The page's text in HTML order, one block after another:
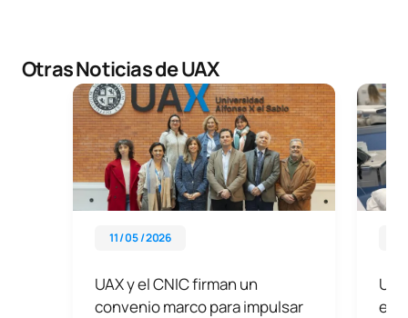
Otras Noticias de UAX
11 / 05 / 2026
UAX y el CNIC firman un
convenio marco para impulsar
en